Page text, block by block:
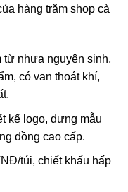
hàng trăm shop cà
nhựa nguyên sinh,
có van thoát khí,
kế logo, dựng mẫu
đồng cao cấp.
túi, chiết khấu hấp